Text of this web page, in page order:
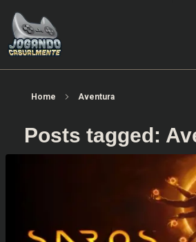
Home Aventura
Posts tagged: